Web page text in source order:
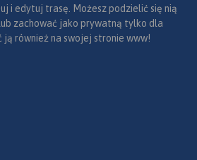
i edytuj trasę. Możesz podzielić się nią
zachować jako prywatną tylko dla
ją również na swojej stronie www!